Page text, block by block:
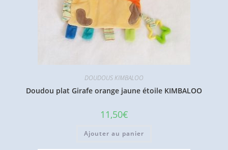
DOUDOUS KIMBALOO
Doudou plat Girafe orange jaune étoile KIMBALOO
11,50€
Ajouter au panier